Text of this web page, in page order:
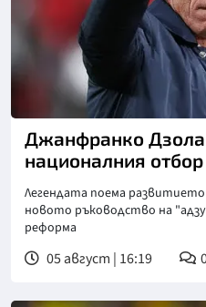
Снимка: goggle
Джанфранко Дзола
националния
Легендата поема
новото ръководство на
реформа
05 август | 16:19